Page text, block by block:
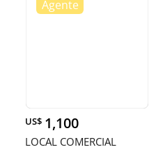
US$ 1,100
LOCAL COMERCIAL